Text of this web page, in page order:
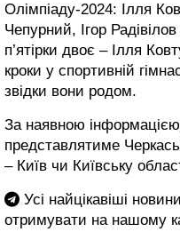
Олімпіаду-2024: Ілля
Чепурний, Ігор
п’ятірки двоє – Ілля
кроки у спортивній
звідки вони родом.
За наявною
представлятиме
– Київ чи Київську
Усі найцікавіші
отримувати на нашому